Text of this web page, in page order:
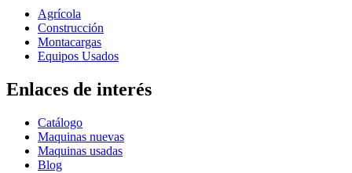
Agrícola
Construcción
Montacargas
Equipos Usados
Enlaces de interés
Catálogo
Maquinas nuevas
Maquinas usadas
Blog